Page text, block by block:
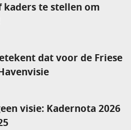
te stellen om
dat voor de Friese
visie: Kadernota 2026